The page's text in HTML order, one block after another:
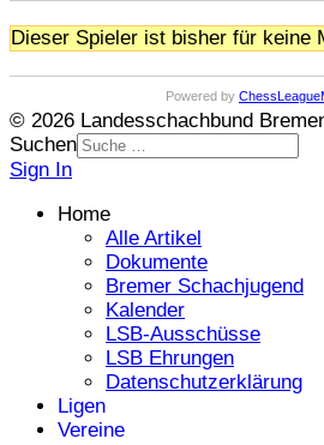
Dieser Spieler ist bisher für keine
Powered by
© 2026 Landesschachbund
Suchen
Sign In
Home
Alle Artikel
Dokumente
Bremer Schachjugend
Kalender
LSB-Ausschüsse
LSB Ehrungen
Datenschutzerklärung
Ligen
Vereine